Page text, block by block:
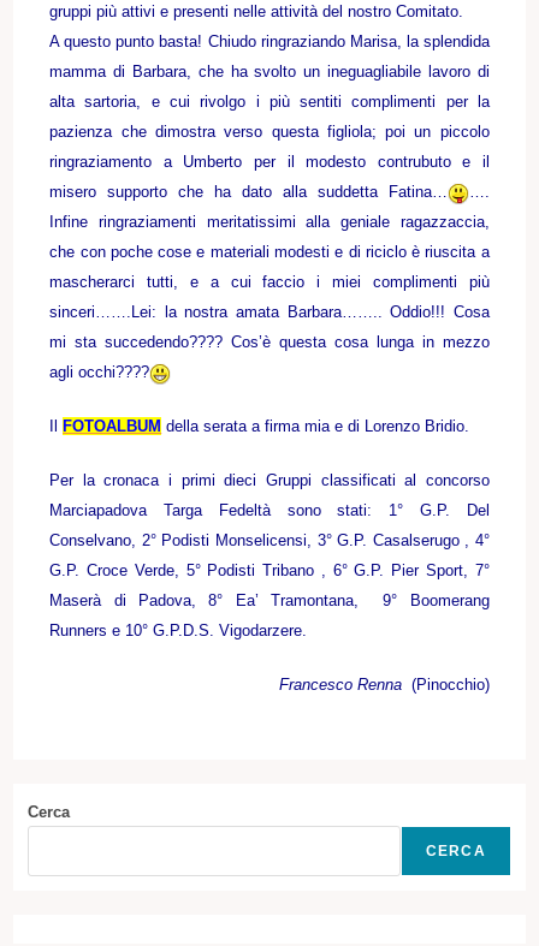
gruppi più attivi e presenti nelle attività del nostro Comitato.
A questo punto basta! Chiudo ringraziando Marisa, la splendida
mamma di Barbara, che ha svolto un ineguagliabile lavoro di
alta sartoria, e cui rivolgo i più sentiti complimenti per la
pazienza che dimostra verso questa figliola; poi un piccolo
ringraziamento a Umberto per il modesto contrubuto e il
misero supporto che ha dato alla suddetta Fatina…
….
Infine ringraziamenti meritatissimi alla geniale ragazzaccia,
che con poche cose e materiali modesti e di riciclo è riuscita a
mascherarci tutti, e a cui faccio i miei complimenti più
sinceri…….Lei: la nostra amata Barbara…….. Oddio!!! Cosa
mi sta succedendo???? Cos’è questa cosa lunga in mezzo
agli occhi????
FOTOALBUM della serata a firma mia e di Lorenzo Bridio.
Per la cronaca i primi dieci Gruppi classificati al concorso
Marciapadova Targa Fedeltà sono stati: 1° G.P. Del
Conselvano, 2° Podisti Monselicensi, 3° G.P. Casalserugo , 4°
G.P. Croce Verde, 5° Podisti Tribano , 6° G.P. Pier Sport, 7°
Maserà di Padova, 8° Ea’ Tramontana, 9° Boomerang
Runners e 10° G.P.D.S. Vigodarzere.
Francesco Renna(Pinocchio)
Cerca
CERCA